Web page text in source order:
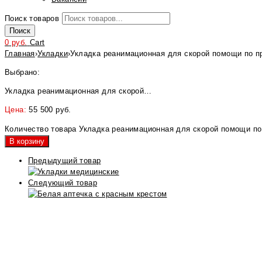
Поиск товаров
Поиск
0 руб. Cart
Главная›Укладки›Укладка реанимационная для скорой помощи по
Выбрано:
Укладка реанимационная для скорой…
Цена:55 500 руб.
Количество товара Укладка реанимационная для скорой помощи
В корзину
Предыдущий товар
Следующий товар